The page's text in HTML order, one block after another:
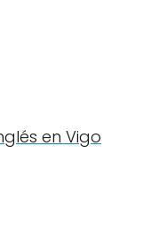
en Vigo